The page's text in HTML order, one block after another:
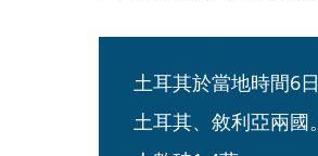
土耳其於當地時間6
土耳其、敘利亞兩